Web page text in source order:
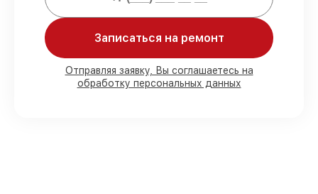
ремонтов выполняем в присутствии
клиента
90%комплектующих Legat есть в
наличии в мастерской или на складе в
Записаться на ремонт
Отправляя заявку, Вы соглашаетесь на
обработку персональных данных